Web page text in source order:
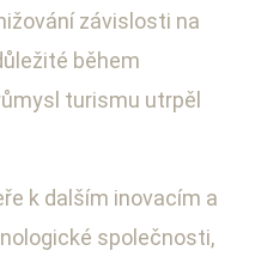
závislosti na
během
turismu utrpěl
k dalším inovacím a
společnosti,